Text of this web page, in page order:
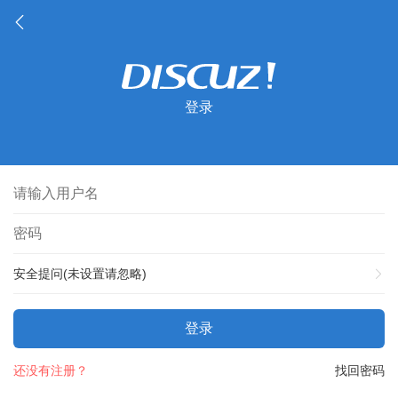
登录
安全提问(未设置请忽略)
登录
找回密码
还没有注册？